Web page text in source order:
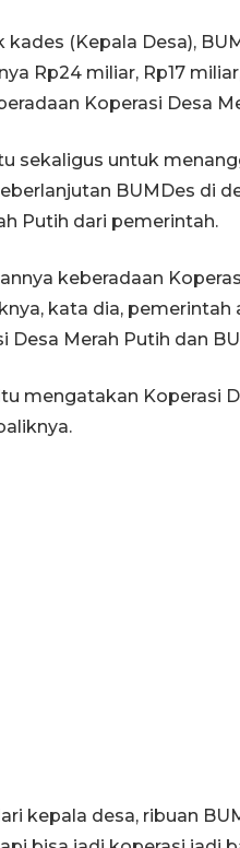
(Kepala Desa),
Rp24 miliar, Rp17
Koperasi Desa
sekaligus untuk
BUMDes di
Putih dari pemerintah.
keberadaan
kata dia,
Desa Merah Putih dan
mengatakan Koperasi
kepala desa, ribuan